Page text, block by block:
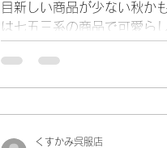
目新しい商品が少ない秋か
は七五三系の商品で可愛ら
ニア絞り兵児帯のご紹介で
です。...
くすかみ呉服店